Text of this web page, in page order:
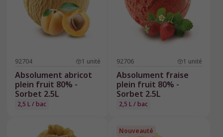
92704 1 unité
Absolument abricot
plein fruit 80% -
Sorbet 2.5L
2,5 L / bac
92706 1 unité
Absolument fraise
plein fruit 80% -
Sorbet 2.5L
2,5 L / bac
Nouveauté